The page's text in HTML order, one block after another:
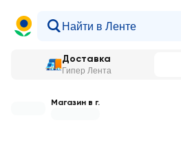
Доставка
Гипер Лента
Магазин в г.